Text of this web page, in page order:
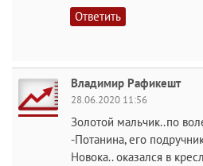
Ответить
Владимир Рафикешт
28.06.2020 11:56
Золотой мальчик..по
-Потанина, его
Новока.. оказался в